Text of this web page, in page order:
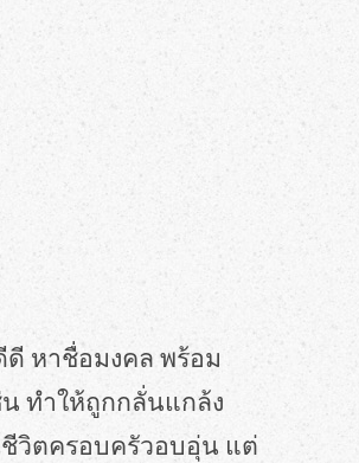
หาชื่อมงคล พร้อม
ทำให้ถูกกลั่นแกล้ง
วิตครอบครัวอบอุ่น แต่